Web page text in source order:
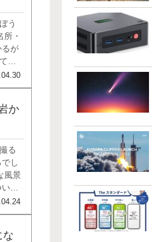
う
・
るが
か
い
か
る
し
風景
て
出
な